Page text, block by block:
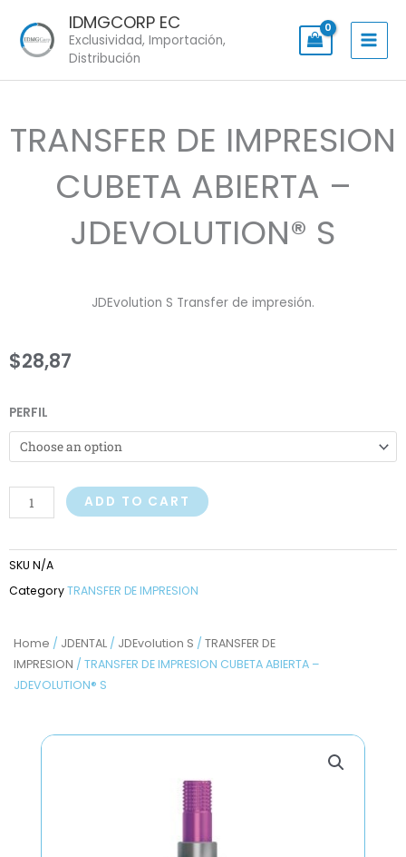
content
IDMGCORP EC
Exclusividad, Importación,
Distribución
Home / JDENTAL / JDEvolution S / TRANSFER DE
IMPRESION / TRANSFER DE IMPRESION CUBETA ABIERTA –
JDEVOLUTION® S
TRANSFER DE IMPRESION
CUBETA ABIERTA –
JDEVOLUTION® S
JDEvolution S Transfer de impresión.
$28,87
PERFIL
TRANSFER
DE
IMPRESION
ABIERTA
JDEVOLUTION®
S
quantity
ADD TO CART
SKU N/A
CategoryTRANSFER DE IMPRESION